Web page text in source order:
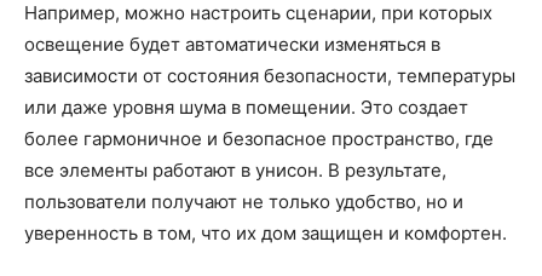
Например, можно настроить сценарии, при которых
освещение будет автоматически изменяться в
зависимости от состояния безопасности, температуры
или даже уровня шума в помещении. Это создает
более гармоничное и безопасное пространство, где
все элементы работают в унисон. В результате,
пользователи получают не только удобство, но и
уверенность в том, что их дом защищен и комфортен.